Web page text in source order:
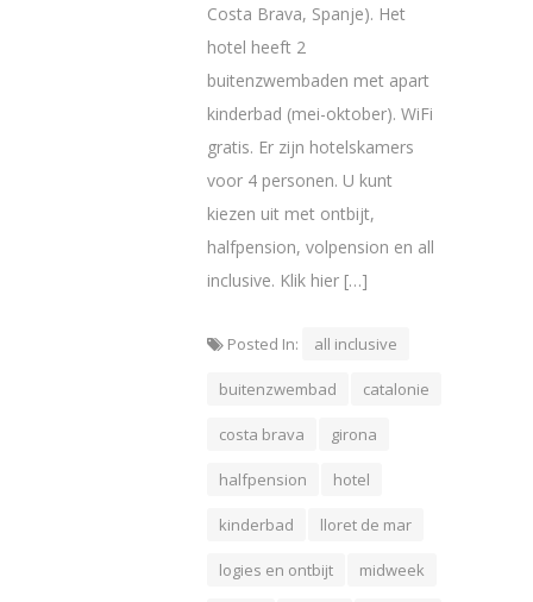
Costa Brava, Spanje). Het
hotel heeft 2
buitenzwembaden met apart
kinderbad (mei-oktober). WiFi
gratis. Er zijn hotelskamers
voor 4 personen. U kunt
kiezen uit met ontbijt,
halfpension, volpension en all
inclusive. Klik hier […]
Posted In: all inclusive
buitenzwembad catalonie
costa brava girona
halfpension hotel
kinderbad lloret de mar
logies en ontbijt midweek